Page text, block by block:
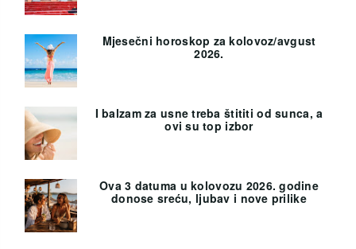
Mjesečni horoskop za kolovoz/avgust
2026.
I balzam za usne treba štititi od sunca, a
ovi su top izbor
Ova 3 datuma u kolovozu 2026. godine
donose sreću, ljubav i nove prilike